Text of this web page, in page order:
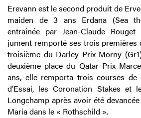
Erevann est le second produit de
maiden de 3 ans Erdana (Sea
entraînée par Jean-Claude
jument remporté ses trois premières
troisième du Darley Prix Morny
deuxième place du Qatar Prix
ans, elle remporta trois courses
d’Essai, les Coronation Stakes
Longchamp après avoir été
Maria dans le « Rothschild ».